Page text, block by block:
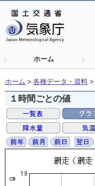
ホーム
ホーム > 各種データ・資料 >
１時間ごとの値